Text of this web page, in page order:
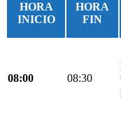
HORA
INICIO
HORA
FIN
08:00 08:30